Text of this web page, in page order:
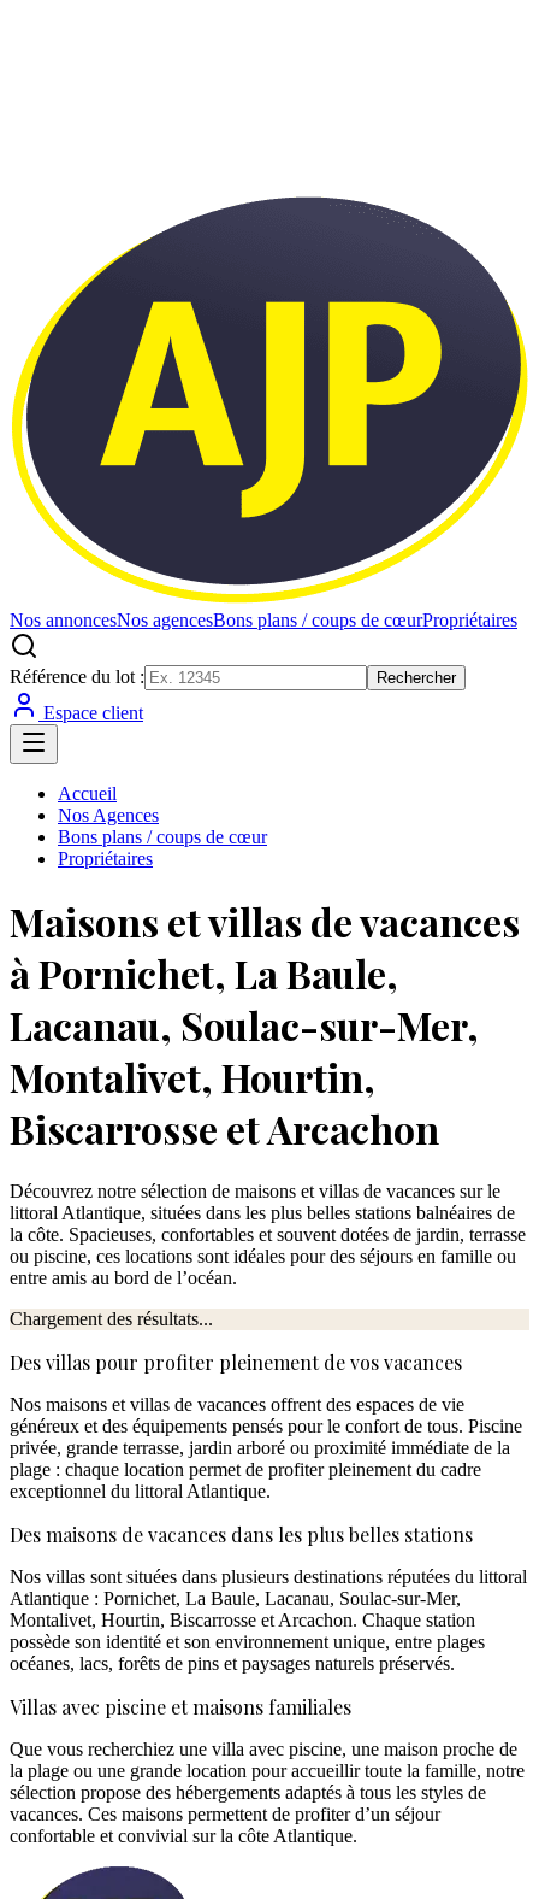
Nos annoncesNos agencesBons plans / coups de cœurPropriétaires
Référence du lot : Rechercher
Espace client
Accueil
Nos Agences
Bons plans / coups de cœur
Propriétaires
Maisons et villas de vacances
à Pornichet, La Baule,
Lacanau, Soulac-sur-Mer,
Montalivet, Hourtin,
Biscarrosse et Arcachon
Découvrez notre sélection de maisons et villas de vacances sur le
littoral Atlantique, situées dans les plus belles stations balnéaires de
la côte. Spacieuses, confortables et souvent dotées de jardin, terrasse
ou piscine, ces locations sont idéales pour des séjours en famille ou
entre amis au bord de l’océan.
Chargement des résultats...
Des villas pour profiter pleinement de vos vacances
Nos maisons et villas de vacances offrent des espaces de vie
généreux et des équipements pensés pour le confort de tous. Piscine
privée, grande terrasse, jardin arboré ou proximité immédiate de la
plage : chaque location permet de profiter pleinement du cadre
exceptionnel du littoral Atlantique.
Des maisons de vacances dans les plus belles stations
Nos villas sont situées dans plusieurs destinations réputées du littoral
Atlantique : Pornichet, La Baule, Lacanau, Soulac-sur-Mer,
Montalivet, Hourtin, Biscarrosse et Arcachon. Chaque station
possède son identité et son environnement unique, entre plages
océanes, lacs, forêts de pins et paysages naturels préservés.
Villas avec piscine et maisons familiales
Que vous recherchiez une villa avec piscine, une maison proche de
la plage ou une grande location pour accueillir toute la famille, notre
sélection propose des hébergements adaptés à tous les styles de
vacances. Ces maisons permettent de profiter d’un séjour
confortable et convivial sur la côte Atlantique.